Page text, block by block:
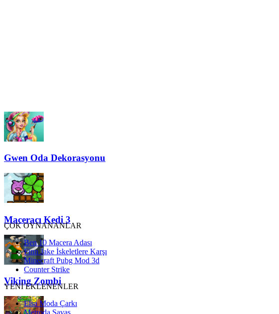
Gwen Oda Dekorasyonu
Maceracı Kedi 3
Viking Zombi
ÇOK OYNANANLAR
Ben 10 Macera Adası
Finn Jake İskeletlere Karşı
Minecraft Pubg Mod 3d
Counter Strike
YENİ EKLENENLER
Elsa Moda Çarkı
Metroda Savaş